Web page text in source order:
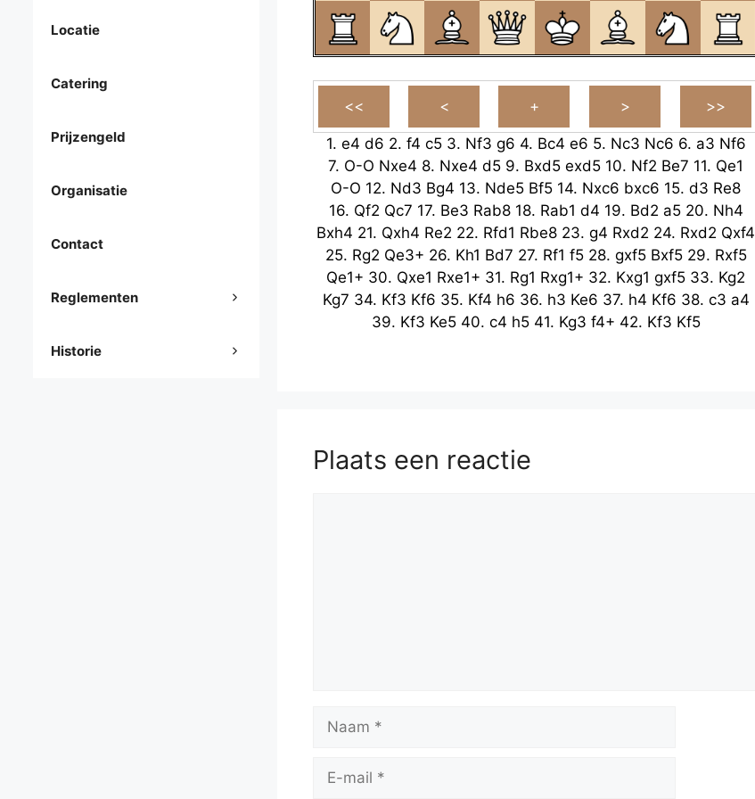
1. e4 d6 2. f4 c5 3. Nf3 g6 4. Bc4 e6 5. Nc3 Nc6 6. a3 Nf6
7. O-O Nxe4 8. Nxe4 d5 9. Bxd5 exd5 10. Nf2 Be7 11. Qe1
O-O 12. Nd3 Bg4 13. Nde5 Bf5 14. Nxc6 bxc6 15. d3 Re8
16. Qf2 Qc7 17. Be3 Rab8 18. Rab1 d4 19. Bd2 a5 20. Nh4
Bxh4 21. Qxh4 Re2 22. Rfd1 Rbe8 23. g4 Rxd2 24. Rxd2 Qxf4
25. Rg2 Qe3+ 26. Kh1 Bd7 27. Rf1 f5 28. gxf5 Bxf5 29. Rxf5
Qe1+ 30. Qxe1 Rxe1+ 31. Rg1 Rxg1+ 32. Kxg1 gxf5 33. Kg2
Kg7 34. Kf3 Kf6 35. Kf4 h6 36. h3 Ke6 37. h4 Kf6 38. c3 a4
39. Kf3 Ke5 40. c4 h5 41. Kg3 f4+ 42. Kf3 Kf5
Plaats een reactie
mail
Locatie
Catering
Prijzengeld
Organisatie
Contact
Reglementen
Historie